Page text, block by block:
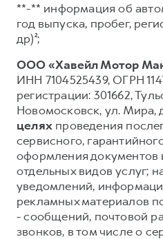
**-** информация об
год выпуска, пробег,
др)²;
ООО «Хавейл Мотор
ИНН 7104525439, ОГРН
регистрации: 301662,
Новомосковск, ул. Мира,
целях проведения
сервисного,
оформления документов
отдельных видов услуг;
уведомлений,
рекламных материалов
- сообщений, почтовой
звонков, в том числе о